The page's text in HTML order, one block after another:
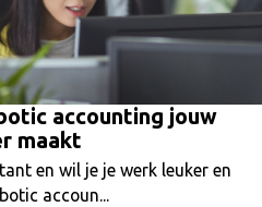
accounting jouw
maakt
en wil je je werk leuker en
accoun...